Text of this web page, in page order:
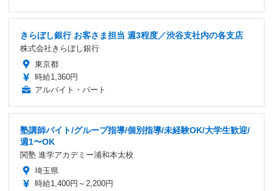
きらぼし銀行 お客さま担当 週3程度／渋谷支社内の各支店
株式会社きらぼし銀行
東京都
時給1,360円
アルバイト・パート
塾講師バイト/グループ指導/個別指導/未経験OK/大学生歓迎/
週1〜OK
関塾 進学アカデミー浦和本太校
埼玉県
時給1,400円～2,200円